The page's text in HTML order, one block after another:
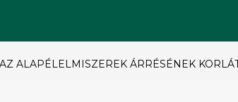
ALAPÉLELMISZEREK ÁRRÉSÉNEK